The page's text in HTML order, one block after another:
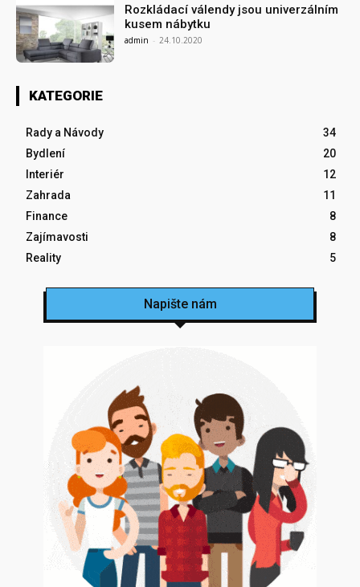
Rozkládací válendy jsou univerzálním
kusem nábytku
admin - 24.10.2020
KATEGORIE
Rady a Návody
34
Bydlení
20
Interiér
12
Zahrada
11
Finance
8
Zajímavosti
8
Reality
5
Napište nám